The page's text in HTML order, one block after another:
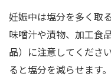
妊娠中は塩分を多く取
味噌汁や漬物、加工食
品）に注意してくださ
ると塩分を減らせます。